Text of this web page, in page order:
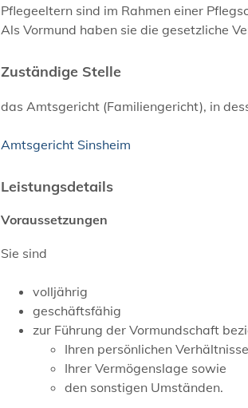
Pflegeeltern sind im Rahmen einer
Als Vormund haben sie die gesetzliche
Zuständige Stelle
das Amtsgericht (Familiengericht), in
Amtsgericht Sinsheim
Leistungsdetails
Voraussetzungen
Sie sind
volljährig
geschäftsfähig
zur Führung der Vormundschaft
Ihren persönlichen
Ihrer Vermögenslage sowie
den sonstigen Umständen.